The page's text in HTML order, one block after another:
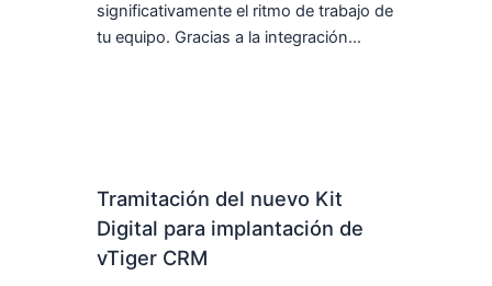
significativamente el ritmo de trabajo de
tu equipo. Gracias a la integración…
Tramitación del nuevo Kit
Digital para implantación de
vTiger CRM